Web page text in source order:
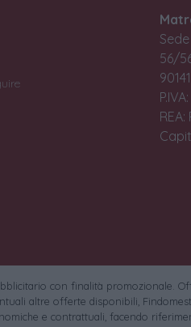
56/
REA:
con finalità promozionale.
altre offerte disponibili,
e contrattuali, facendo